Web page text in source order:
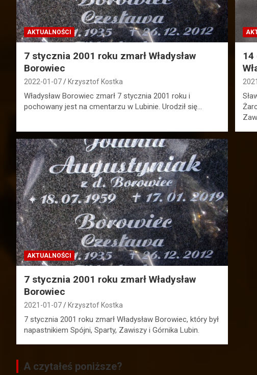
AKTUALNOŚCI
7 stycznia 2001 roku zmarł Władysław
Borowiec
2022-01-07 Krzysztof Kostka
Władysław Borowiec zmarł 7 stycznia 2001 roku i
pochowany jest na cmentarzu w Lubinie. Urodził się…
14
AKTUALNOŚCI
7 stycznia 2001 roku zmarł Władysław
Borowiec
2021-01-07 Krzysztof Kostka
7 stycznia 2001 roku zmarł Władysław Borowiec, który był
napastnikiem Spójni, Sparty, Zawiszy i Górnika Lubin.
A czytałeś poniższe?